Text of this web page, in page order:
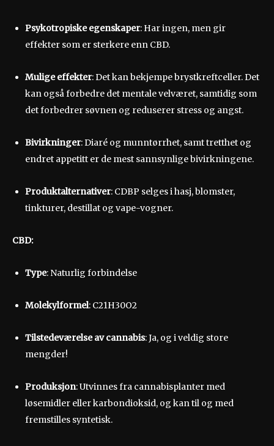
Psykotropiske egenskaper: Har ingen, men gir
effekter som er sterkere enn CBD.
Mulige effekter: Det kan bekjempe brystkreftceller. Det
kan også forbedre det mentale velværet, samtidig som
det forbedrer søvnen og reduserer stress og angst.
Bivirkninger: Diaré og munntørrhet, samt tretthet og
endret appetitt er de mest sannsynlige bivirkningene.
Produktalternativer: CDBP selges i hasj, blomster,
tinkturer, destillat og vape-vogner.
CBD:
Type: Naturlig forbindelse
Molekylformel: C21H30O2
Tilstedeværelse av cannabis: Ja, og i veldig store
mengder!
Produksjon: Utvinnes fra cannabisplanter med
løsemidler eller karbondioksid, og kan til og med
fremstilles syntetisk.